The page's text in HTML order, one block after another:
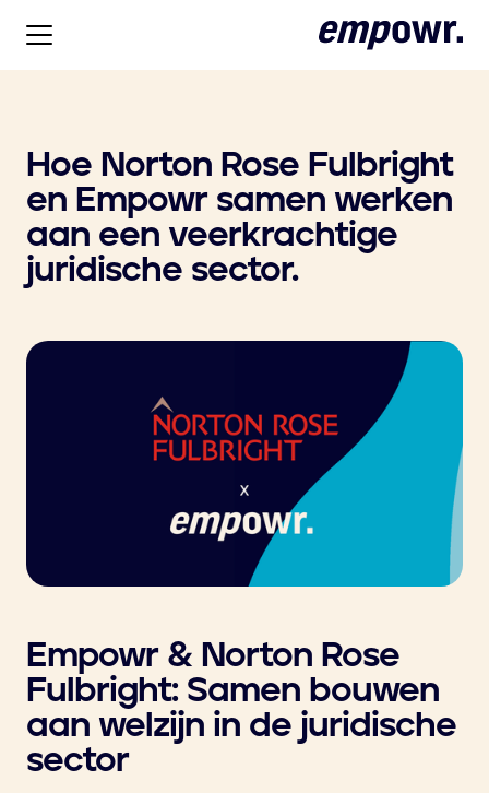
Hoe Norton Rose Fulbright
en Empowr samen werken
aan een veerkrachtige
juridische sector.
Empowr & Norton Rose
Fulbright: Samen bouwen
aan welzijn in de juridische
sector